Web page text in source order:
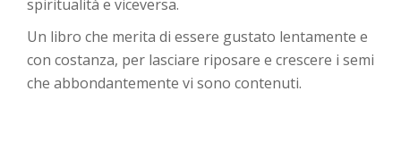
spiritualità e viceversa.
Un libro che merita di essere gustato lentamente e
con costanza, per lasciare riposare e crescere i semi
che abbondantemente vi sono contenuti.